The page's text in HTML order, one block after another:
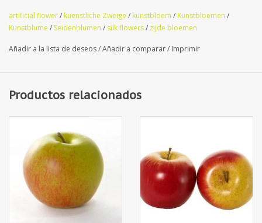
artificial flower/ kuenstliche Zweige / kunstbloem / Kunstbloemen /
Kunstblume / Seidenblumen / silk flowers/ zijde bloemen
Añadir a la lista de deseos/Añadir a comparar/ Imprimir
Productos relacionados